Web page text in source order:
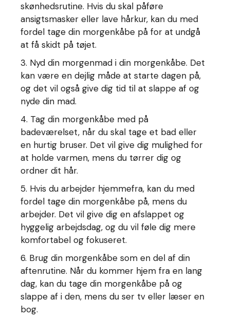
skønhedsrutine. Hvis du skal påføre
ansigtsmasker eller lave hårkur, kan du med
fordel tage din morgenkåbe på for at undgå
at få skidt på tøjet.
3. Nyd din morgenmad i din morgenkåbe. Det
kan være en dejlig måde at starte dagen på,
og det vil også give dig tid til at slappe af og
nyde din mad.
4. Tag din morgenkåbe med på
badeværelset, når du skal tage et bad eller
en hurtig bruser. Det vil give dig mulighed for
at holde varmen, mens du tørrer dig og
ordner dit hår.
5. Hvis du arbejder hjemmefra, kan du med
fordel tage din morgenkåbe på, mens du
arbejder. Det vil give dig en afslappet og
hyggelig arbejdsdag, og du vil føle dig mere
komfortabel og fokuseret.
6. Brug din morgenkåbe som en del af din
aftenrutine. Når du kommer hjem fra en lang
dag, kan du tage din morgenkåbe på og
slappe af i den, mens du ser tv eller læser en
bog.